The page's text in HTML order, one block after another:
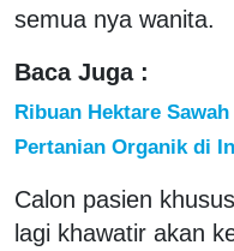
semua nya wanita.
Baca Juga :
Ribuan Hektare
Pertanian Organik di
Calon pasien
lagi khawatir akan